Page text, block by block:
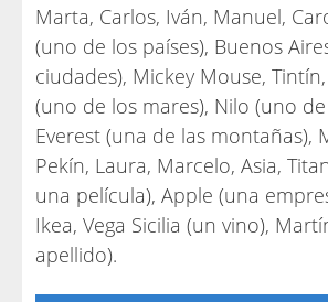
Marta, Carlos, Iván, Manuel,
(uno de los países), Buenos
ciudades), Mickey Mouse,
(uno de los mares), Nilo (uno
Everest (una de las montañas),
Pekín, Laura, Marcelo, Asia,
una película), Apple (una
Ikea, Vega Sicilia (un vino),
apellido).